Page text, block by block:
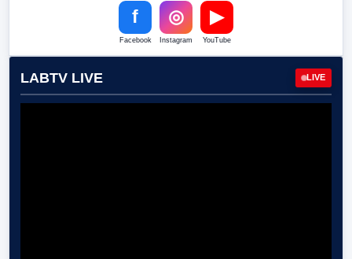
f
Facebook
◎
Instagram
▶
YouTube
LABTV LIVE LIVE